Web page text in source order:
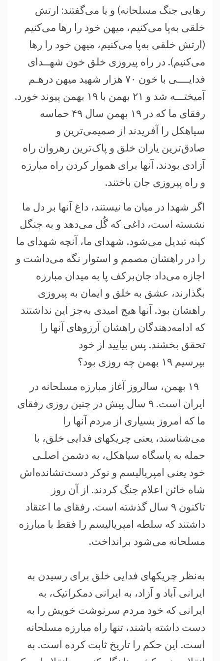
رهايی جنگ مسلحانه) و يا می‌گفتند: ارتش
خلقی به‌پا می‌کنيم، ميهن خود را رها می‌کنيم
(ارتش خلقی به‌پا می‌کنيم، ميهن خود را رها
می‌کنيم). در راه پيروزی خلق خون شهــدای
فدايــــی با خون ۷۰ هزار شهيد ميهن درهـم
آميختـــه شد و ۲۱ بهمن با ۱۹ بهمن پيوند خورد.
رفقای ما که در ۱۹ بهمن‌ سال ۴۹ حماسه
سياهکل را آفريدند از صميمی‌ترين و
صادق‌ترين ياران خلق و پاک‌ترين رهروان راه
آزادی بودند. آنها برای هموار کردن راه مبارزه
و راه پيروزی جان باختند.
اگر شهدا در ميان ما نيستند، داغ آنها بر دل ما
نشسته است، داغی که گُل می‌دهد و به جنگل
کينه تبديل می‌شود. شهدای ما، آنچه شهدای ما
را در راهشان مصمم و استوار نگه می‌داشت و
اجازه می‌داد جان‌بر‌کف پا به ميدان مبارزه
بگذارند، عشق به خلق و ايمان به پيروزی
راهشان بود. آنها هيچ اميدی به‌جز اين نداشتند
که ادامه‌دهندگان راهشان آرزوهای آنها را
تحقق بخشند. پس بياييد از خود
بپرسيم ۱۹ بهمن چه روزی بود؟
۱۹ بهمن، سالروز آغاز مبارزه مسلحانه در
ايران است. ۹ سال پيش در چنين روزی رفقای
ما که امروز بسياری از مردم آنها را
می‌شناسند، يعنی چريکهای فدايی خلق، با
حمله به پاسگاه سياهکل، به دشمن اصلـی
خود يعنی امپرياليسم و نوکر دست‌نشانده‌اش
شاه خائن اعلام جنگ کردند. از آن روز
تاکنون ۹ سال گذشته است. رفقای ما اعتقاد
داشتند که سلطه امپرياليسم را فقط با مبارزه
مسلحانه می‌شود برانداخت.
به‌نظر چريکهای فدايی خلق برای رسيدن به
ايرانی آباد و آزاد، به ايرانی دمکراتيک، به
ايرانی که خود مردم سرنوشت خويش را به
دست داشته باشند، تنها راه مبارزه مسلحانه
است. اين حکم را تاريخ ثابت کرده است. به